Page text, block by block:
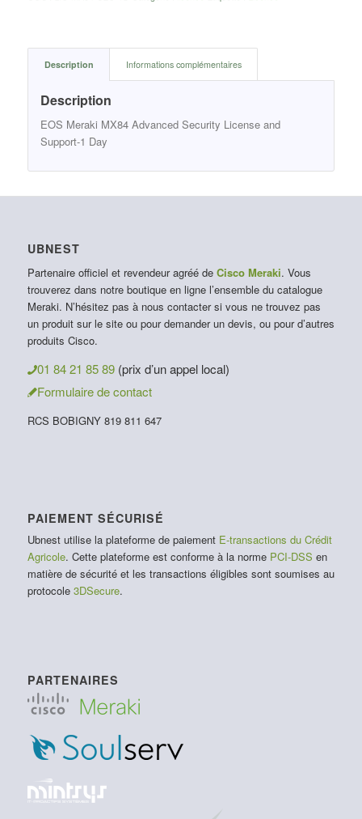
Description Informations complémentaires
Description
EOS Meraki MX84 Advanced Security License and
Support-1 Day
UBNEST
Partenaire officiel et revendeur agréé de Cisco Meraki. Vous
trouverez dans notre boutique en ligne l’ensemble du catalogue
Meraki. N’hésitez pas à nous contacter si vous ne trouvez pas
un produit sur le site ou pour demander un devis, ou pour d’autres
produits Cisco.
01 84 21 85 89 (prix d’un appel local)
Formulaire de contact
RCS BOBIGNY 819 811 647
PAIEMENT SÉCURISÉ
Ubnest utilise la plateforme de paiement E-transactions du Crédit
Agricole. Cette plateforme est conforme à la norme PCI-DSS en
matière de sécurité et les transactions éligibles sont soumises au
protocole 3DSecure.
PARTENAIRES